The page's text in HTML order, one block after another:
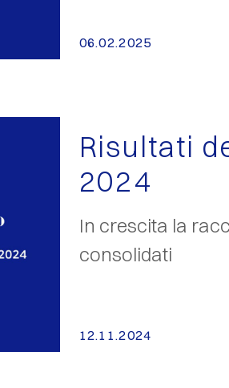
06.02.2025
Risultati
2024
In crescita la
consolidati
12.11.2024